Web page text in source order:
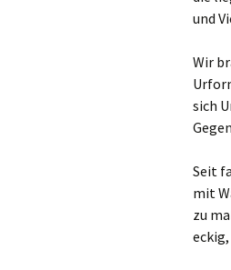
und
Wir
sich
Seit
mit
zu